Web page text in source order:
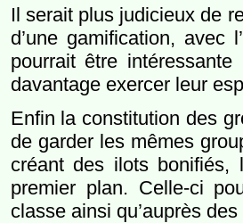
Il serait plus judicieux de
d’une gamification, avec
pourrait être
davantage exercer leur
Enfin la constitution des
de garder les mêmes
créant des ilots bonifiés,
premier plan. Celle-ci
classe ainsi qu’auprès